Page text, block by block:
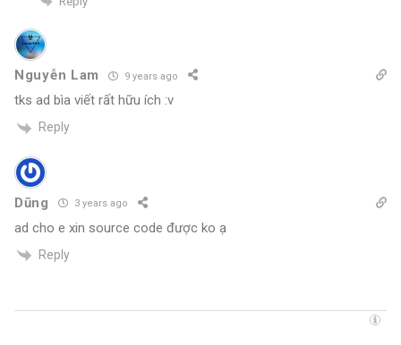
Nguyễn Lam 9 years ago
tks ad bìa viết rất hữu ích :v
Reply
Dũng 3 years ago
ad cho e xin source code được ko ạ
Reply